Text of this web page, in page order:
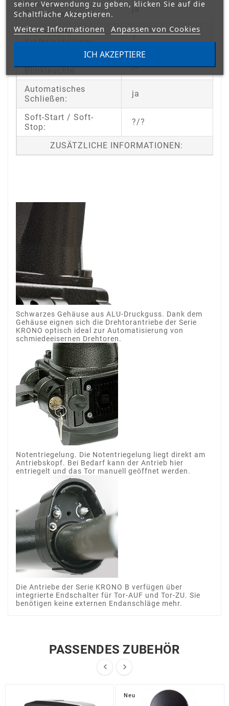
Individuelle
Zeiteinstellung:
ja
Individuelle
Krafteinstellung:
?
ja
Automatisches
Schließen:
ja
Soft-Start / Soft-
Stop:
?/?
ZUSÄTZLICHE INFORMATIONEN:
Schwarzes Gehäuse aus ALU-Druckguss. Dank dem
Gehäuse eignen sich die Drehtorantriebe der Serie
KRONO optisch ideal zur Automatisierung von
schmiedeeisernen Drehtoren.
Notentriegelung. Die Notentriegelung liegt direkt am
Antriebskopf. Bei Bedarf kann der Antrieb hier
entriegelt und das Tor manuell geöffnet werden.
Die Antriebe der Serie KRONO B verfügen über
integrierte Endschalter für Tor-AUF und Tor-ZU. Sie
benötigen keine externen Endanschläge mehr.
PASSENDES ZUBEHÖR
 
Neu
seiner Verwendung zu geben, klicken Sie auf die
Schaltfläche Akzeptieren.
Weitere Informationen Anpassen von Cookies
ICH AKZEPTIERE